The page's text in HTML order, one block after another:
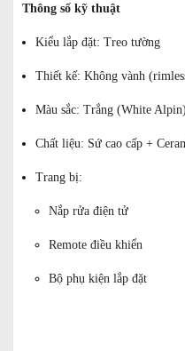
Thông số kỹ thuật
Kiểu lắp đặt: Treo tường
Thiết kế: Không vành
Màu sắc: Trắng (White
Chất liệu: Sứ cao cấp +
Trang bị:
Nắp rửa điện tử
Remote điều khiển
Bộ phụ kiện lắp đặt